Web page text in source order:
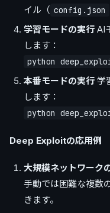
イル（ config.json
学習モードの実行 AI
します：
python
本番モードの実行 学
します：
python
Deep Exploitの応用例
大規模ネットワーク
手動では困難な複数
きます。